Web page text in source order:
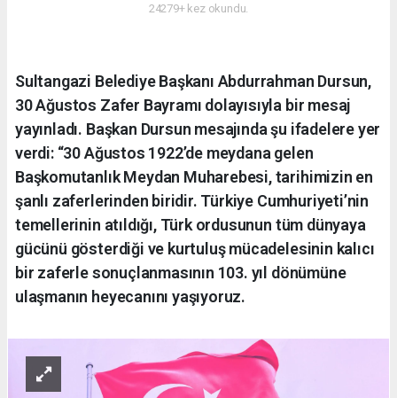
24279+ kez okundu.
Sultangazi Belediye Başkanı Abdurrahman Dursun,
30 Ağustos Zafer Bayramı dolayısıyla bir mesaj
yayınladı. Başkan Dursun mesajında şu ifadelere yer
verdi: “30 Ağustos 1922’de meydana gelen
Başkomutanlık Meydan Muharebesi, tarihimizin en
şanlı zaferlerinden biridir. Türkiye Cumhuriyeti’nin
temellerinin atıldığı, Türk ordusunun tüm dünyaya
gücünü gösterdiği ve kurtuluş mücadelesinin kalıcı
bir zaferle sonuçlanmasının 103. yıl dönümüne
ulaşmanın heyecanını yaşıyoruz.